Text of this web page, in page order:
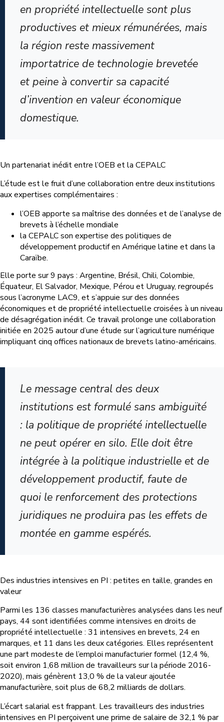
en propriété intellectuelle sont plus
productives et mieux rémunérées, mais
la région reste massivement
importatrice de technologie brevetée
et peine à convertir sa capacité
d’invention en valeur économique
domestique.
Un partenariat inédit entre l’OEB et la CEPALC
L’étude est le fruit d’une collaboration entre deux institutions
aux expertises complémentaires :
l’OEB apporte sa maîtrise des données et de l’analyse de
brevets à l’échelle mondiale
la CEPALC son expertise des politiques de
développement productif en Amérique latine et dans la
Caraïbe.
Elle porte sur 9 pays : Argentine, Brésil, Chili, Colombie,
Équateur, El Salvador, Mexique, Pérou et Uruguay, regroupés
sous l’acronyme LAC9, et s’appuie sur des données
économiques et de propriété intellectuelle croisées à un niveau
de désagrégation inédit. Ce travail prolonge une collaboration
initiée en 2025 autour d’une étude sur l’agriculture numérique
impliquant cinq offices nationaux de brevets latino-américains.
Le message central des deux
institutions est formulé sans ambiguïté
: la politique de propriété intellectuelle
ne peut opérer en silo. Elle doit être
intégrée à la politique industrielle et de
développement productif, faute de
quoi le renforcement des protections
juridiques ne produira pas les effets de
montée en gamme espérés.
Des industries intensives en PI : petites en taille, grandes en
valeur
Parmi les 136 classes manufacturières analysées dans les neuf
pays, 44 sont identifiées comme intensives en droits de
propriété intellectuelle : 31 intensives en brevets, 24 en
marques, et 11 dans les deux catégories. Elles représentent
une part modeste de l’emploi manufacturier formel (12,4 %,
soit environ 1,68 million de travailleurs sur la période 2016-
2020), mais génèrent 13,0 % de la valeur ajoutée
manufacturière, soit plus de 68,2 milliards de dollars.
L’écart salarial est frappant. Les travailleurs des industries
intensives en PI perçoivent une prime de salaire de 32,1 % par